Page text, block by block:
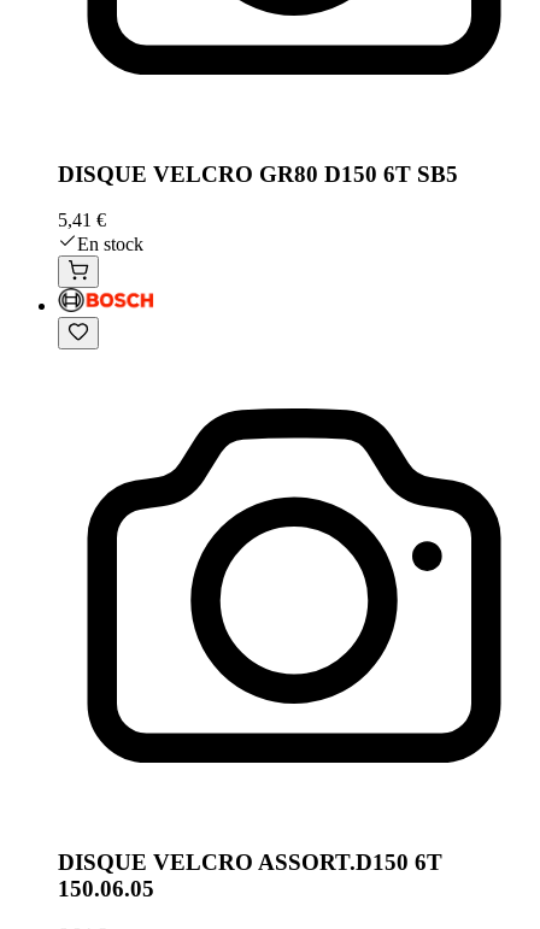
DISQUE VELCRO GR80 D150 6T SB5
5,41 €
En stock
DISQUE VELCRO ASSORT.D150 6T
150.06.05